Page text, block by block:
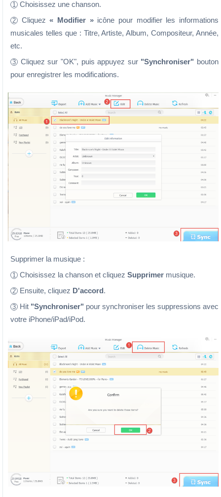
1 Choisissez une chanson.
2 Cliquez« Modifier »icône pour modifier les informations
musicales telles que : Titre, Artiste, Album, Compositeur, Année,
etc.
3 Cliquez sur "OK", puis appuyez sur "Synchroniser" bouton
pour enregistrer les modifications.
Supprimer la musique :
1 Choisissez la chanson et cliquez Supprimer musique.
2 Ensuite, cliquez D'accord .
3 Hit "Synchroniser" pour synchroniser les suppressions avec
votre iPhone/iPad/iPod.